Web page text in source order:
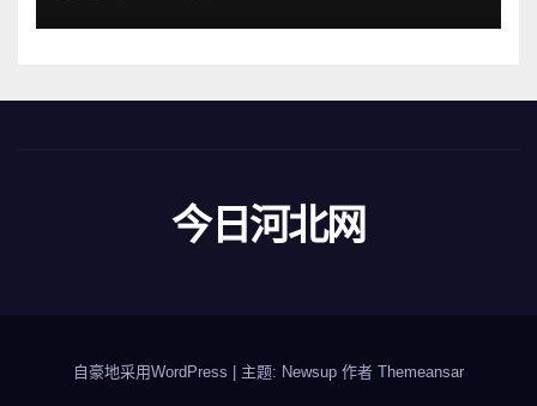
今日河北网
自豪地采用WordPress 主题: Newsup 作者 Themeansar